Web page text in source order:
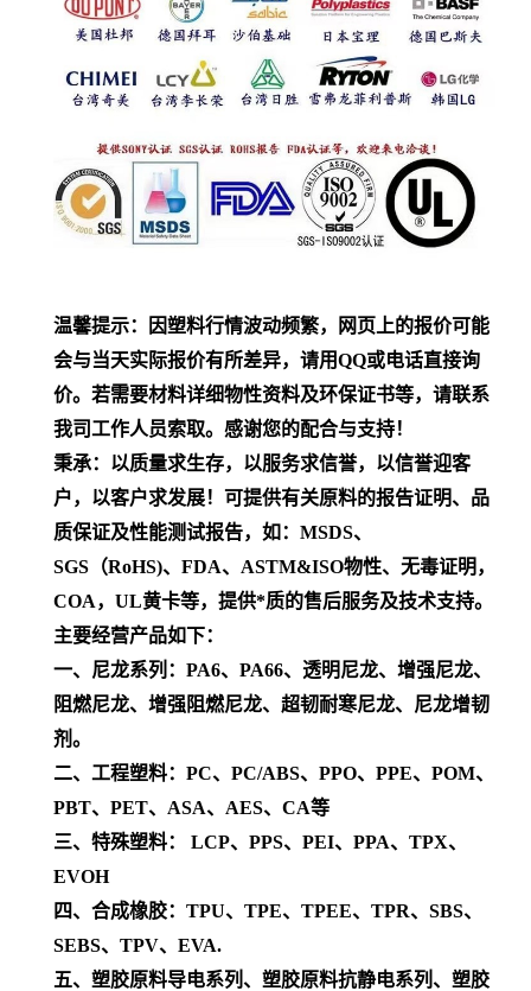
温馨提示：因塑料行情波动频繁，网页上的报价可能
会与当天实际报价有所差异，请用QQ或电话直接询
价。若需要材料详细物性资料及环保证书等，请联系
我司工作人员索取。感谢您的配合与支持！
秉承：以质量求生存，以服务求信誉，以信誉迎客
户，以客户求发展！可提供有关原料的报告证明、品
质保证及性能测试报告，如：MSDS、
SGS（RoHS)、FDA、ASTM&ISO物性、无毒证明，
COA，UL黄卡等，提供*质的售后服务及技术支持。
主要经营产品如下：
一、尼龙系列：PA6、PA66、透明尼龙、增强尼龙、
阻燃尼龙、增强阻燃尼龙、超韧耐寒尼龙、尼龙增韧
剂。
二、工程塑料：PC、PC/ABS、PPO、PPE、POM、
PBT、PET、ASA、AES、CA等
三、特殊塑料： LCP、PPS、PEI、PPA、TPX、
EVOH
四、合成橡胶：TPU、TPE、TPEE、TPR、SBS、
SEBS、TPV、EVA.
五、塑胶原料导电系列、塑胶原料抗静电系列、塑胶